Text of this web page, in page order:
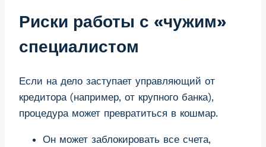
Риски работы с «чужим»
специалистом
Если на дело заступает управляющий от
кредитора (например, от крупного банка),
процедура может превратиться в кошмар.
Он может заблокировать все счета,